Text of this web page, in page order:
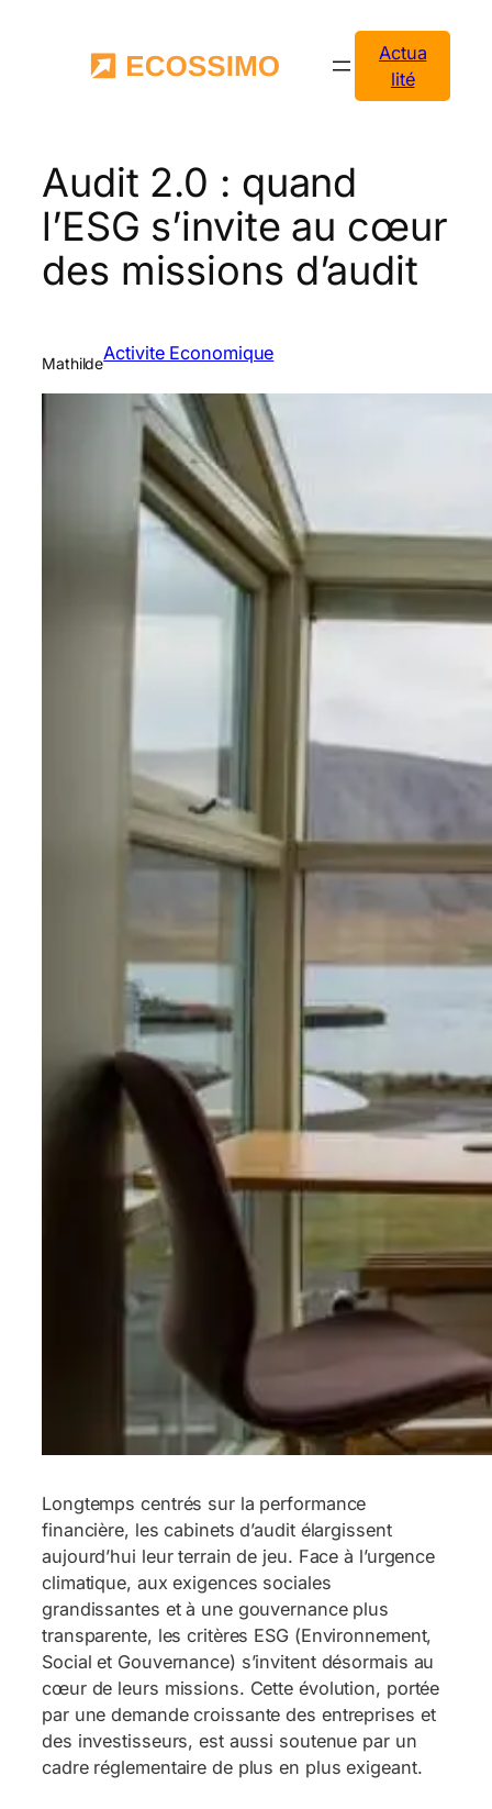
Actua
lité
Audit 2.0 : quand
l’ESG s’invite au cœur
des missions d’audit
MathildeActivite Economique
Longtemps centrés sur la performance
financière, les cabinets d’audit élargissent
aujourd’hui leur terrain de jeu. Face à l’urgence
climatique, aux exigences sociales
grandissantes et à une gouvernance plus
transparente, les critères ESG (Environnement,
Social et Gouvernance) s’invitent désormais au
cœur de leurs missions. Cette évolution, portée
par une demande croissante des entreprises et
des investisseurs, est aussi soutenue par un
cadre réglementaire de plus en plus exigeant.